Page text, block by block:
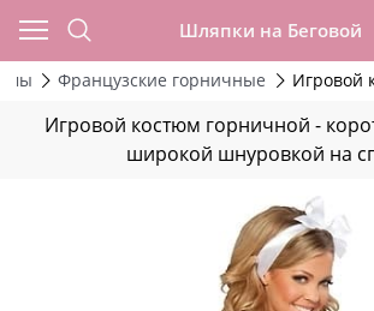
Шляпки на Беговой
Французские горничные Игровой
Игровой костюм горничной -
широкой шнуровкой на